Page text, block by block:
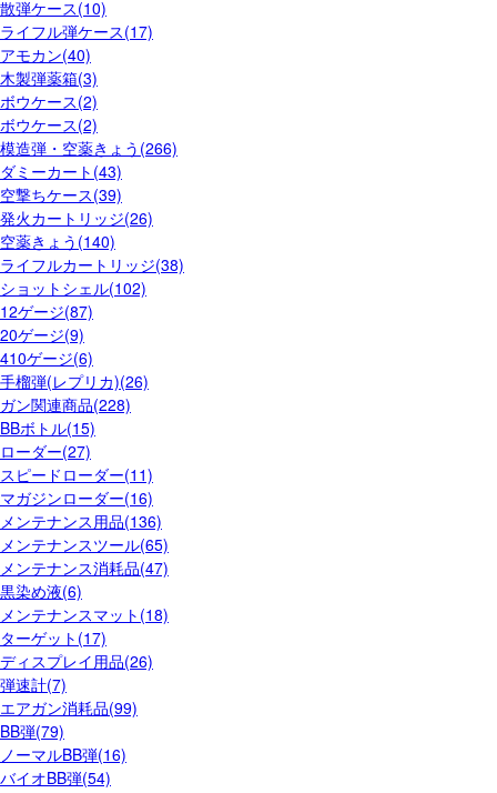
散弾ケース(10)
ライフル弾ケース(17)
アモカン(40)
木製弾薬箱(3)
ボウケース(2)
ボウケース(2)
模造弾・空薬きょう(266)
ダミーカート(43)
空撃ちケース(39)
発火カートリッジ(26)
空薬きょう(140)
ライフルカートリッジ(38)
ショットシェル(102)
12ゲージ(87)
20ゲージ(9)
410ゲージ(6)
手榴弾(レプリカ)(26)
ガン関連商品(228)
BBボトル(15)
ローダー(27)
スピードローダー(11)
マガジンローダー(16)
メンテナンス用品(136)
メンテナンスツール(65)
メンテナンス消耗品(47)
黒染め液(6)
メンテナンスマット(18)
ターゲット(17)
ディスプレイ用品(26)
弾速計(7)
エアガン消耗品(99)
BB弾(79)
ノーマルBB弾(16)
バイオBB弾(54)